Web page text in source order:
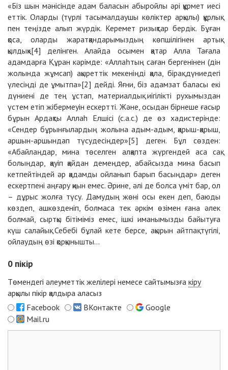
«Біз шын мәнісінде адам баласын абыройлы әрі құрмет иесі
еттік. Оларды (түрлі тасымалдаушы көліктер арқылы) құрлық
пен теңізде алып жүрдік. Керемет ризықтар бердік. Бұған
қоса, оларды жаратқандарымыздың көпшілігінен артық
қылдық»[4] делінген. Алайда осымен қатар Алла Тағала
адамдарға Құран кәрімде: «Аллаһтың саған бергенінен (дін
жолында жұмсап) ақыреттік мекеніңді қала, бірақ дүниедегі
үлесіңді де ұмытпа»[2] дейді. Яғни, біз адамзат баласы екі
дүниені де тең ұстап, материалдық иігілікті рухымыздан
үстем етіп жібермеуін ескертті. Және, осыдан бірнеше ғасыр
бұрын Ардақты Аллаh Елшісі (с.а.с.) де өз хадистерінде:
«Сендер бұрынғылардың жолына адым-адым, қарыш-қарыш,
аршын-аршындап түсудесіңдер»[5] деген. Бұл сөзден:
«Абайлаңдар, мина төселген алқапта жүргендей аса сақ
болыңдар, қауіп қайдан демеңдер, абайсызда мина басып
кетпейтіндей әр қадамды ойланып барып басыңдар» деген
ескертпені аңғару қиын емес. Әрине, әлі де болса үміт бар, ол
– дұрыс жолға түсу. Дамудың жөні осы екен деп, баюды
көздеп, ашкөзденіп, болмаса тек әркім өзімен ғана әлек
болмай, сыртқы бітіміміз емес, ішкі иманымызды байытуға
күш салайық. Себебі бұлай кете берсе, ақырын айтпақ түгілі,
ойлаудың өзі қорқынышты...
0 пікір
Төмендегі әлеуметтік желілері немесе сайтымызға кіру
арқылы пікір қалдыра аласыз
Facebook
ВКонтакте
Google
Mail.ru